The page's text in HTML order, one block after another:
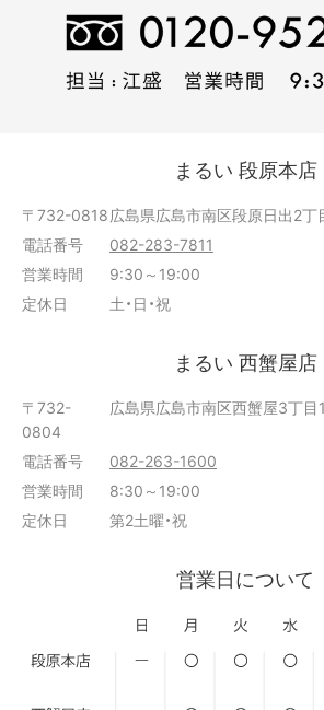
まるい 段原本店
〒732-0818広島県広島市南区段原日出2
電話番号
082-283-7811
営業時間
9:30～19:00
定休日
土・日・祝
まるい 西蟹屋店
〒732-
0804
広島県広島市南区西蟹屋3丁目
電話番号
082-263-1600
営業時間
8:30～19:00
定休日
第2土曜・祝
営業日について